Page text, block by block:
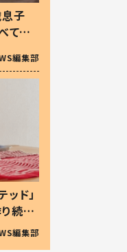
息子
てを
編集部
ド」
続け
子
編集部